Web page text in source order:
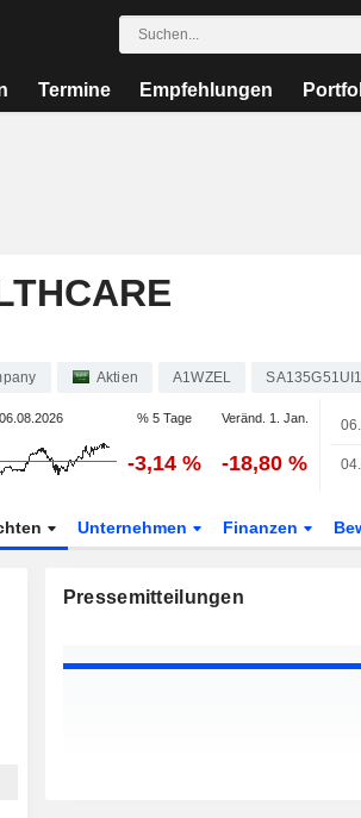
Termine Empfehlungen
Aktien A1WZEL
% 5 Tage Veränd. 1. Jan.
-3,14 % -18,80 %
Unternehmen Finanzen
Pressemitteilungen